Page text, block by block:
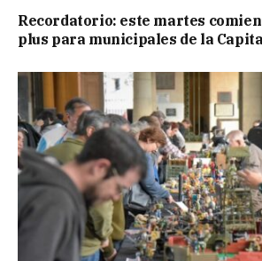
Recordatorio: este martes
plus para municipales de la